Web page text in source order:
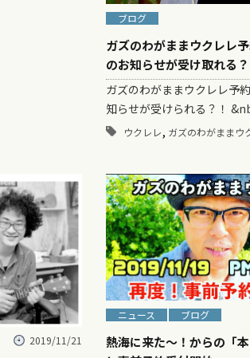
ブログ
ガズのわがままウクレレ
のお知らせが受け取れる？
ガズのわがままウクレレ予
知らせが受けられる？！
ウクレレ, ガズのわがままウ
2019/11/21
ニュース ブログ
熱海に来た～！からの「